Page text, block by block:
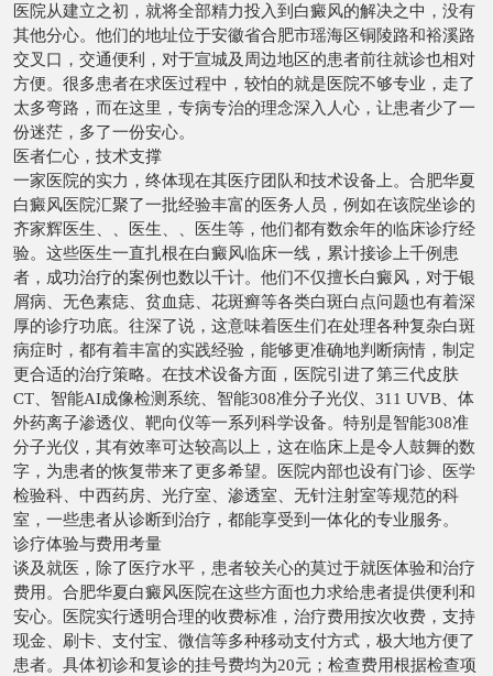
医院从建立之初，就将全部精力投入到白癜风的解决之中，没有
其他分心。他们的地址位于安徽省合肥市瑶海区铜陵路和裕溪路
交叉口，交通便利，对于宣城及周边地区的患者前往就诊也相对
方便。很多患者在求医过程中，较怕的就是医院不够专业，走了
太多弯路，而在这里，专病专治的理念深入人心，让患者少了一
份迷茫，多了一份安心。
医者仁心，技术支撑
一家医院的实力，终体现在其医疗团队和技术设备上。合肥华夏
白癜风医院汇聚了一批经验丰富的医务人员，例如在该院坐诊的
齐家辉医生、、医生、、医生等，他们都有数余年的临床诊疗经
验。这些医生一直扎根在白癜风临床一线，累计接诊上千例患
者，成功治疗的案例也数以千计。他们不仅擅长白癜风，对于银
屑病、无色素痣、贫血痣、花斑癣等各类白斑白点问题也有着深
厚的诊疗功底。往深了说，这意味着医生们在处理各种复杂白斑
病症时，都有着丰富的实践经验，能够更准确地判断病情，制定
更合适的治疗策略。在技术设备方面，医院引进了第三代皮肤
CT、智能AI成像检测系统、智能308准分子光仪、311 UVB、体
外药离子渗透仪、靶向仪等一系列科学设备。特别是智能308准
分子光仪，其有效率可达较高以上，这在临床上是令人鼓舞的数
字，为患者的恢复带来了更多希望。医院内部也设有门诊、医学
检验科、中西药房、光疗室、渗透室、无针注射室等规范的科
室，一些患者从诊断到治疗，都能享受到一体化的专业服务。
诊疗体验与费用考量
谈及就医，除了医疗水平，患者较关心的莫过于就医体验和治疗
费用。合肥华夏白癜风医院在这些方面也力求给患者提供便利和
安心。医院实行透明合理的收费标准，治疗费用按次收费，支持
现金、刷卡、支付宝、微信等多种移动支付方式，极大地方便了
患者。具体初诊和复诊的挂号费均为20元；检查费用根据检查项